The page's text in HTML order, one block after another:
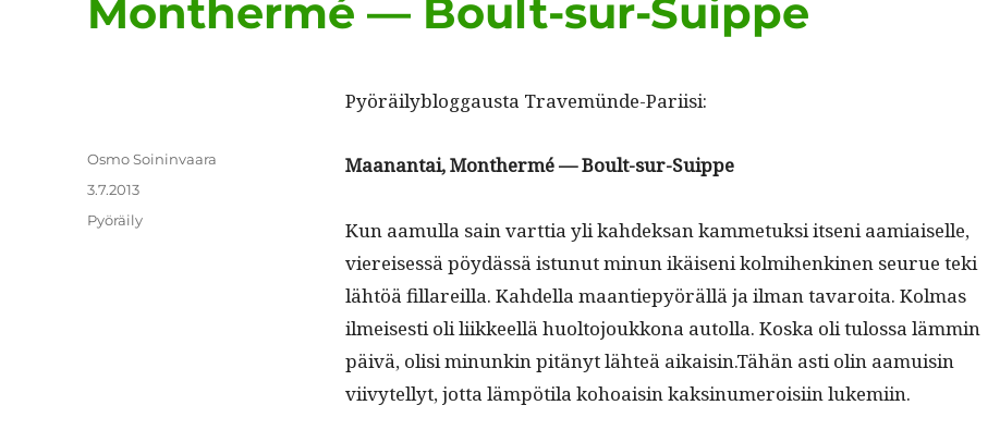
Monthermé — Boult-sur-Suippe
Pyöräily­blog­gaus­ta Travemünde-Pariisi:
Maanan­tai, Mon­ther­mé — Boult-sur-Suippe
Kun aamul­la sain vart­tia yli kahdek­san kam­me­tuk­si itseni aami­aiselle,
viereisessä pöy­dässä istunut min­un ikäiseni kolmi­henk­i­nen seu­rue teki
lähtöä fil­lareil­la. Kahdel­la maantiepyöräl­lä ja ilman tavaroi­ta. Kol­mas
ilmeis­es­ti oli liik­keel­lä huolto­joukkona autol­la. Kos­ka oli tulos­sa läm­min
päivä, olisi min­unkin pitänyt lähteä aikaisin.Tähän asti olin aamuisin
viivytel­lyt, jot­ta läm­pöti­la kohoaisin kaksinu­meroisi­in lukemiin.
Kirjoittaja
Osmo Soininvaara
Julkaistu
3.7.2013
Kategoriat
Pyöräily